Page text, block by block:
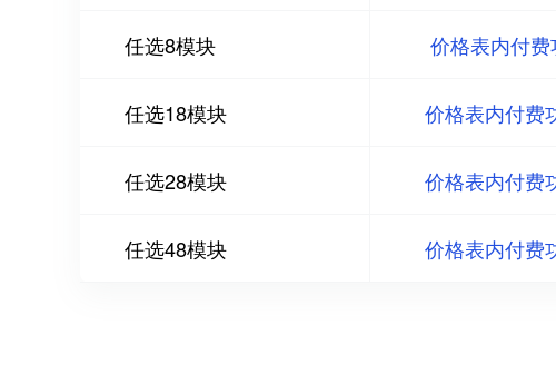
任选8模块 价格表内付
任选18模块 价格表内付费
任选28模块 价格表内付费
任选48模块 价格表内付费